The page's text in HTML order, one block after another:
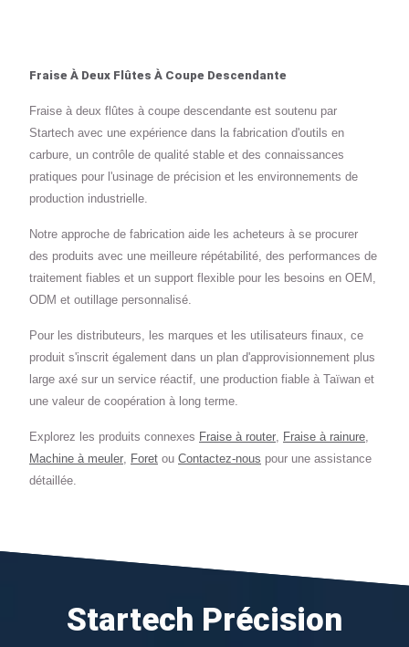
Fraise À Deux Flûtes À Coupe Descendante
Fraise à deux flûtes à coupe descendante est soutenu par
Startech avec une expérience dans la fabrication d'outils en
carbure, un contrôle de qualité stable et des connaissances
pratiques pour l'usinage de précision et les environnements de
production industrielle.
Notre approche de fabrication aide les acheteurs à se procurer
des produits avec une meilleure répétabilité, des performances de
traitement fiables et un support flexible pour les besoins en OEM,
ODM et outillage personnalisé.
Pour les distributeurs, les marques et les utilisateurs finaux, ce
produit s'inscrit également dans un plan d'approvisionnement plus
large axé sur un service réactif, une production fiable à Taïwan et
une valeur de coopération à long terme.
Explorez les produits connexes Fraise à router, Fraise à rainure,
Machine à meuler, Foret ou Contactez-nous pour une assistance
détaillée.
Startech Précision